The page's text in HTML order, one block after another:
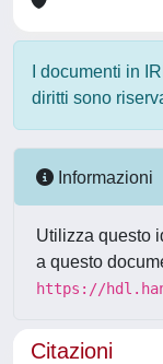
I documenti in
diritti sono
Informazioni
Utilizza questo
a questo
https://
Citazioni